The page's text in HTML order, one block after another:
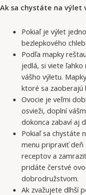
Ak sa chystáte na výlet
Pokiaľ je výlet
bezlepkového
Podľa mapky
jedlá, si viete
vášho výletu.
ktoré sa zaoberajú
Ovocie je veľmi
osvieži, doplní
dokonca zabaví aj
Pokiaľ sa chystáte
menu pripraviť deň
receptov a
pridáte čerstvé
dobrodružstvom.
Ak zvažujete dlhší